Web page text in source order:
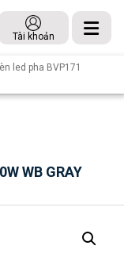
Tài khoản
led pha BVP171
WB GRAY